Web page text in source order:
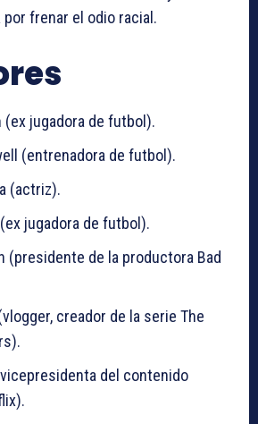
por frenar el odio racial.
(ex jugadora de futbol).
(entrenadora de futbol).
(actriz).
jugadora de futbol).
(presidente de la productora Bad
creador de la serie The
del contenido